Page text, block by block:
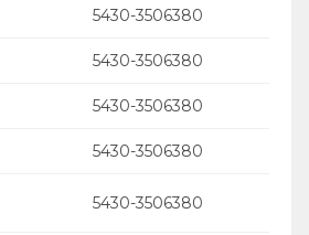
5430-3506380
5430-3506380
5430-3506380
5430-3506380
5430-3506380